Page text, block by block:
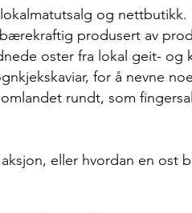
og nettbutikk.
produsert av
oster fra lokal geit- og
for å nevne
rundt, som
eller hvordan en ost